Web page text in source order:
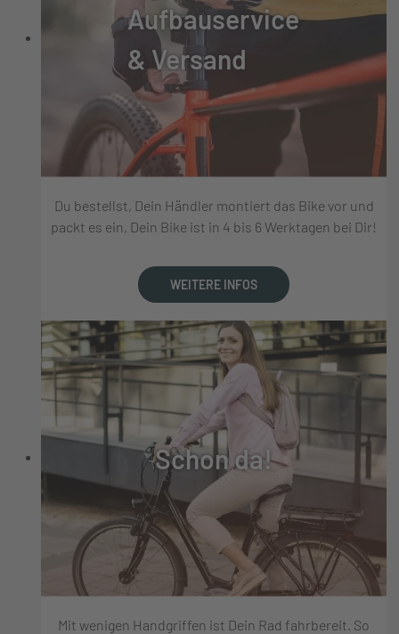
Aufbauservice
& Versand
Du bestellst, Dein Händler montiert das Bike vor und
packt es ein, Dein Bike ist in 4 bis 6 Werktagen bei Dir!
WEITERE INFOS
Schon da!
Mit wenigen Handgriffen ist Dein Rad fahrbereit. So